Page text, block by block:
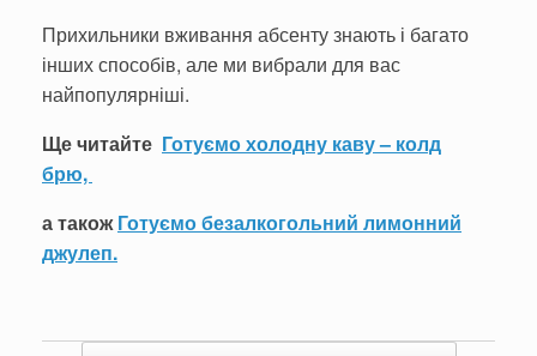
Прихильники вживання абсенту знають і багато
інших способів, але ми вибрали для вас
найпопулярніші.
Ще читайте Готуємо холодну каву – колд
брю,
а такожГотуємо безалкогольний лимонний
джулеп.